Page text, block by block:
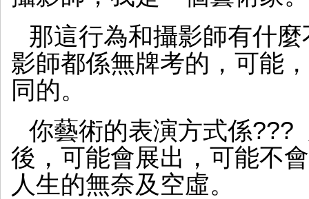
那這行為和攝影師有什
影師都係無牌考的，可能
同的。
你藝術的表演方式係???
後，可能會展出，可能不
人生的無奈及空虛。